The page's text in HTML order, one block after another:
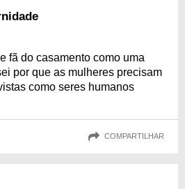
fã do casamento como uma
por que as mulheres precisam
como seres humanos
COMPARTILHAR